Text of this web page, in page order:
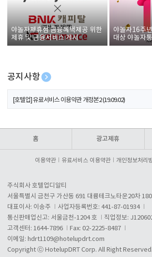
야놀자제휴점 금융혜택제공 위한
제휴 및 금융서비스 게시
야놀자16주
대상 야놀자
폰 증정
공지사항
[호텔업] 개인정보 처리방침 개정본1 (19.09.02)
[호텔업] 유료서비스 이용약관 개정본2 (19.09.02)
홈 광고제휴
이용약관 유료서비스 이용약관 개인정보처리
주식회사 호텔업디알티
서울특별시 금천구 가산동 691 대륭테크노타운20차
대표이사: 이송주
사업자등록번호: 441-87-01934
통신판매업신고: 서울금천-1204 호
직업정보:
고객센터: 1644-7896
Fax: 02-2225-8487
이메일: hdrt1109@hotelupdrt.com
Copyright ⓒ HotelupDRT Corp. All Right Reserved.